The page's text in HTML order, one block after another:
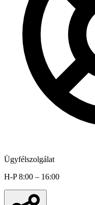
Ügyfélszolgálat
H-P 8:00 – 16:00